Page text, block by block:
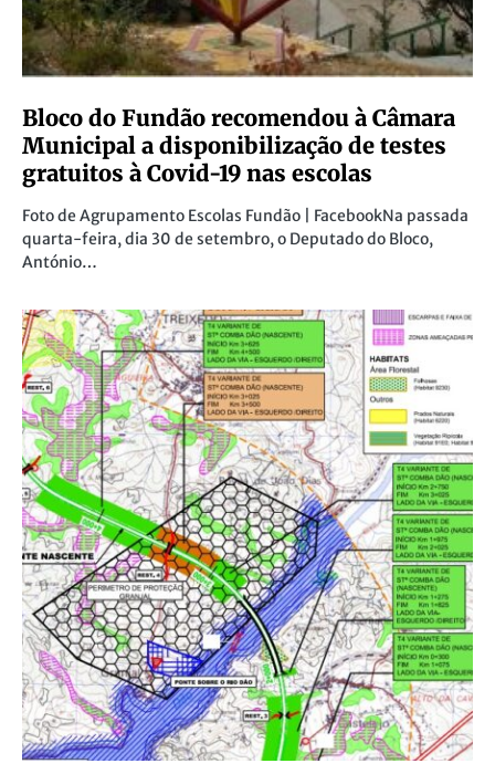
Bloco do Fundão recomendou à Câmara
Municipal a disponibilização de testes
gratuitos à Covid-19 nas escolas
Foto de Agrupamento Escolas Fundão | FacebookNa passada
quarta-feira, dia 30 de setembro, o Deputado do Bloco,
António…